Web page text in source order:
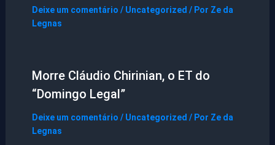
Deixe um comentário / Uncategorized / Por Ze da
Legnas
Morre Cláudio Chirinian, o ET do
“Domingo Legal”
Deixe um comentário / Uncategorized / Por Ze da
Legnas